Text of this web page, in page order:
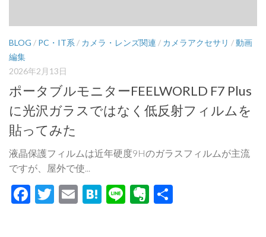
BLOG / PC・IT系 / カメラ・レンズ関連 / カメラアクセサリ /動画
編集
2026年2月13日
ポータブルモニターFEELWORLD F7 Plus
に光沢ガラスではなく低反射フィルムを
貼ってみた
液晶保護フィルムは近年硬度9Hのガラスフィルムが主流
ですが、屋外で使...
Facebook
Twitter
EmailHatena
LineEvernote